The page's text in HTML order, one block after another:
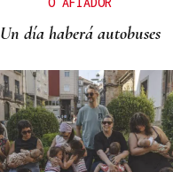
Un día haberá autobuses